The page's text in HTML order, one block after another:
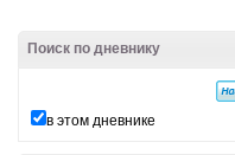
Поиск по дневнику
в этом дневнике